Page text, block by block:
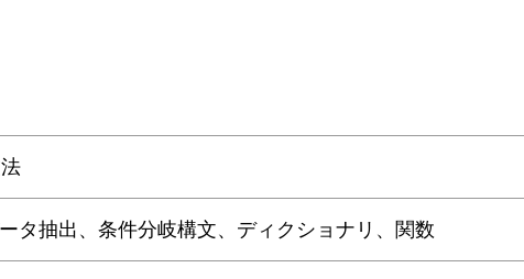
データ抽出、条件分岐構文、ディクショナリ